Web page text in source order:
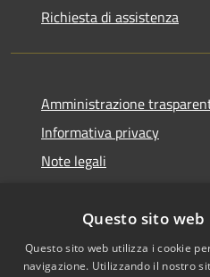
Richiesta di assistenza
Amministrazione
Informativa privacy
Note legali
Questo sito
Questo sito web utilizza i cookie
navigazione. Utilizzando il nostro